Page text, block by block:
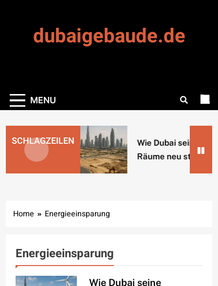
dubaigebaude.de
MENU
SCHLAGZEILEN
Wie Dubai seine
Räume neu
Home Energieeinsparung
Energieeinsparung
Wie Dubai seine